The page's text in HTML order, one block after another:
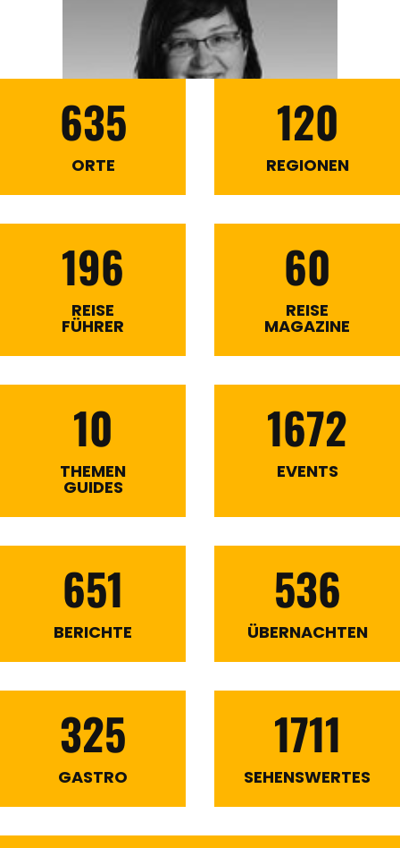
635
ORTE
120
REGIONEN
196
REISE
FÜHRER
60
REISE
MAGAZINE
10
THEMEN
GUIDES
1672
EVENTS
651
BERICHTE
536
ÜBERNACHTEN
325
GASTRO
1711
SEHENSWERTES